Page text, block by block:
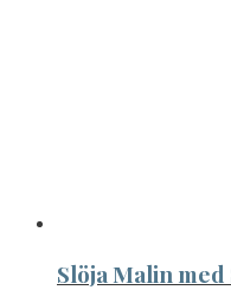
Slöja Malin